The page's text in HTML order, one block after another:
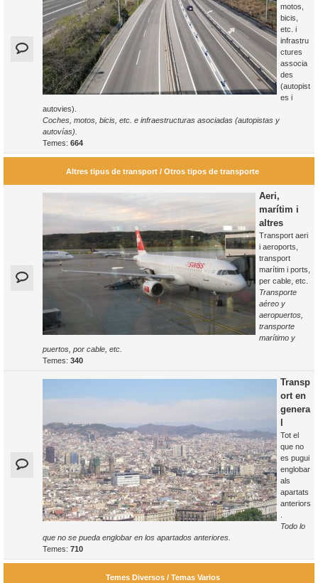
motos,
bicis,
etc. i
infrastru
ctures
associa
des
(autopist
es i
autovies).
Coches, motos, bicis, etc. e infraestructuras asociadas (autopistas y
autovías).
Temes: 664
Altres tipus de transport / Otros tipos de transporte
Aeri,
marítim i
altres
Transport aeri
i aeroports,
transport
marítim i ports,
per cable, etc.
Transporte
aéreo y
aeropuertos,
transporte
marítimo y
puertos, por cable, etc.
Temes: 340
Transp
ort en
genera
Tot el
que no
es pugui
englobar
als
apartats
anteriors
Todo lo
que no se pueda englobar en los apartados anteriores.
Temes: 710
Temes Diversos / Temas Varios